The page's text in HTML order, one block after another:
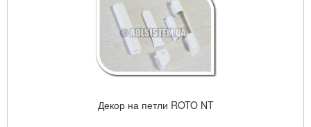
Декор на петли ROTO NT